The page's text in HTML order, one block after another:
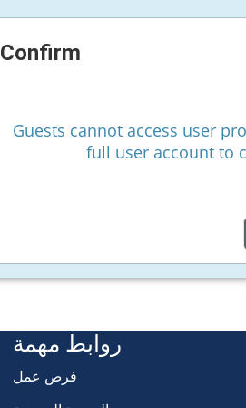
Confirm
Guests cannot access user
full user account to
روابط مهمة
فرص عمل